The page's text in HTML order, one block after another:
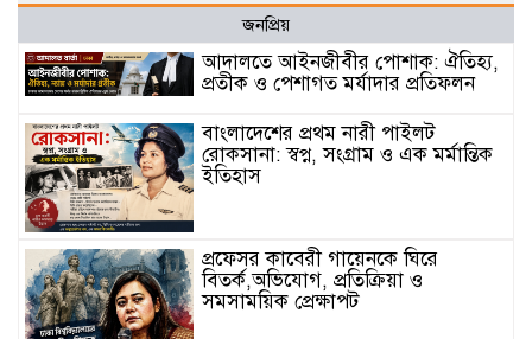
জনপ্রিয়
আদালতে আইনজীবীর পোশাক: ঐতিহ্য,
প্রতীক ও পেশাগত মর্যাদার প্রতিফলন
বাংলাদেশের প্রথম নারী পাইলট
রোকসানা: স্বপ্ন, সংগ্রাম ও এক মর্মান্তিক
ইতিহাস
প্রফেসর কাবেরী গায়েনকে ঘিরে
বিতর্ক,অভিযোগ, প্রতিক্রিয়া ও
সমসাময়িক প্রেক্ষাপট